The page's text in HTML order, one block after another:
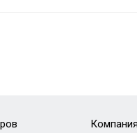
Компания